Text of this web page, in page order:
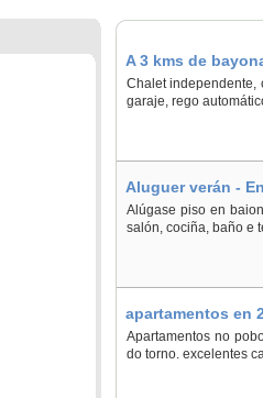
A 3 kms de
Chalet independente,
garaje, rego
Aluguer verán -
Alúgase piso en
salón, cociña, baño e
apartamentos en
Apartamentos no
do torno. excelentes